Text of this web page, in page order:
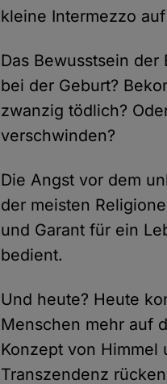
kleine Intermezzo
Das Bewusstsein
bei der Geburt?
zwanzig tödlich?
verschwinden?
Die Angst vor dem
der meisten
und Garant für ein
bedient.
Und heute? Heute
Menschen mehr auf
Konzept von
Transzendenz